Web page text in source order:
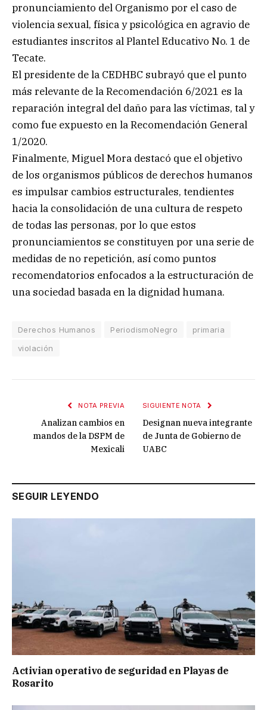
pronunciamiento del Organismo por el caso de
violencia sexual, física y psicológica en agravio de
estudiantes inscritos al Plantel Educativo No. 1 de
Tecate.
El presidente de la CEDHBC subrayó que el punto
más relevante de la Recomendación 6/2021 es la
reparación integral del daño para las víctimas, tal y
como fue expuesto en la Recomendación General
1/2020.
Finalmente, Miguel Mora destacó que el objetivo
de los organismos públicos de derechos humanos
es impulsar cambios estructurales, tendientes
hacia la consolidación de una cultura de respeto
de todas las personas, por lo que estos
pronunciamientos se constituyen por una serie de
medidas de no repetición, así como puntos
recomendatorios enfocados a la estructuración de
una sociedad basada en la dignidad humana.
Derechos Humanos PeriodismoNegro
primaria
violación
NOTA PREVIA
Analizan cambios en
mandos de la DSPM de
Mexicali
SIGUIENTE NOTA
Designan nueva integrante
de Junta de Gobierno de
UABC
SEGUIR LEYENDO
Activian operativo de seguridad en Playas de
Rosarito